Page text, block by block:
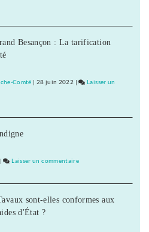
Besançon : La tarification
Comté | 28 juin 2022 |
Laisser un
| Laisser un commentaire
thérapeutique
en
sont-elles conformes aux
d'État ?